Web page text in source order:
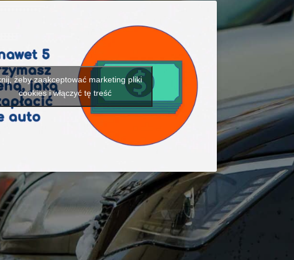
żeby zaakceptować marketing pliki
cookies i włączyć tę treść